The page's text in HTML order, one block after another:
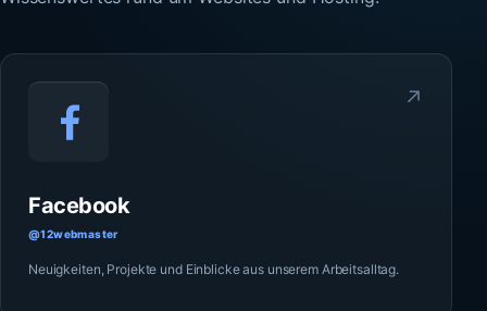
Facebook
@12webmaster
Neuigkeiten, Projekte und Einblicke aus unserem Arbeitsalltag.
↗